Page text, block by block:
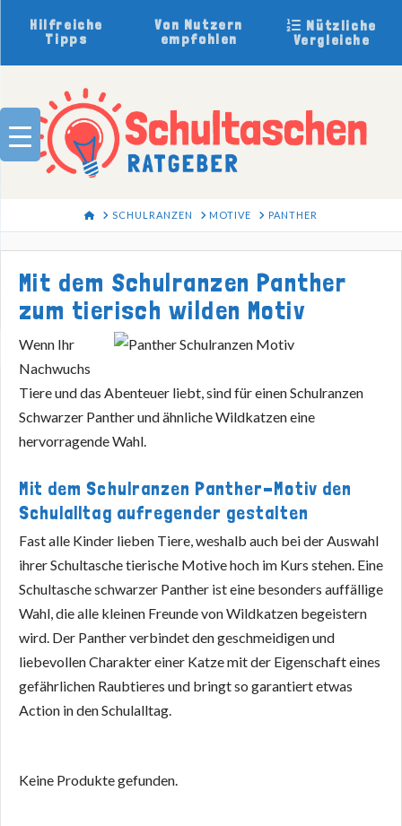
Hilfreiche
Tipps
Von Nutzern
empfohlen
Nützliche
Vergleiche
HOMESCHULRANZEN MOTIVE PANTHER
Mit dem Schulranzen Panther
zum tierisch wilden Motiv
Wenn Ihr
Nachwuchs
Tiere und das Abenteuer liebt, sind für einen Schulranzen
Schwarzer Panther und ähnliche Wildkatzen eine
hervorragende Wahl.
Mit dem Schulranzen Panther-Motiv den
Schulalltag aufregender gestalten
Fast alle Kinder lieben Tiere, weshalb auch bei der Auswahl
ihrer Schultasche tierische Motive hoch im Kurs stehen. Eine
Schultasche schwarzer Panther ist eine besonders auffällige
Wahl, die alle kleinen Freunde von Wildkatzen begeistern
wird. Der Panther verbindet den geschmeidigen und
liebevollen Charakter einer Katze mit der Eigenschaft eines
gefährlichen Raubtieres und bringt so garantiert etwas
Action in den Schulalltag.
Keine Produkte gefunden.